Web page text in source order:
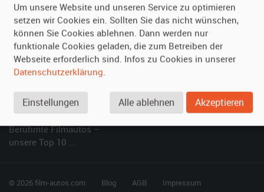
Vermieten
Oldtimer anmelden
Fotos senden
Fragen für Vermieter
Hilfe
Häufige Fragen (FAQ)
So funktioniert's
SPECIAL
Berühmte Filmautos –
unsere Top 10 ...
© 2026 film-autos.com Blog AGB Impressum
Um unsere Website und unseren Service zu optimieren
setzen wir Cookies ein. Sollten Sie das nicht wünschen,
können Sie Cookies ablehnen. Dann werden nur
funktionale Cookies geladen, die zum Betreiben der
Webseite erforderlich sind. Infos zu Cookies in unserer
Datenschutzerklärung.
Einstellungen Alle ablehnen Akzeptieren